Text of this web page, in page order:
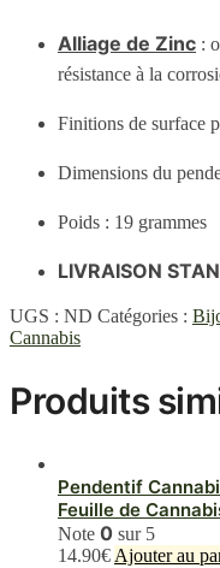
Alliage de Zinc :
résistance à la
Finitions de surface
Dimensions du
Poids : 19 grammes
LIVRAISON
UGS : ND Catégories :
Cannabis
Produits
Pendentif
Feuille de
Note 0 sur 5
14.90€ Ajouter au